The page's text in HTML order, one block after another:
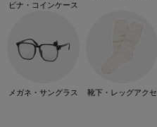
ビナ・コインケース
メガネ・サングラス 靴下・レッグアクセ